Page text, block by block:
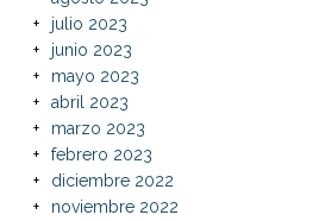
julio 2023
junio 2023
mayo 2023
abril 2023
marzo 2023
febrero 2023
diciembre 2022
noviembre 2022